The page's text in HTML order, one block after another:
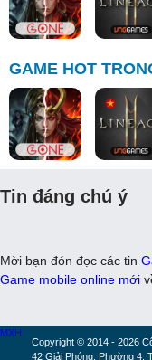
GAME HOT
Tin đáng chú ý
Mời bạn đón đọc các tin
Game mobile online mới
Copyright © 2014 - 2026
42 Giải Phóng, Phường 4,
MXH